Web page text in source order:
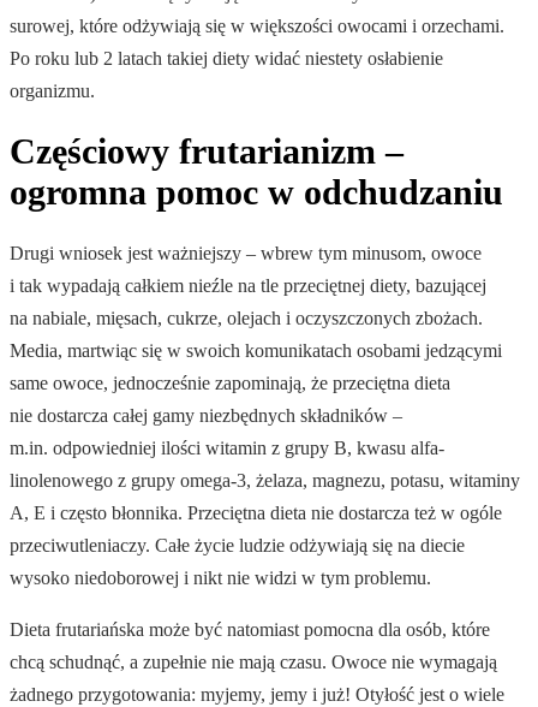
surowej, które odżywiają się w większości owocami i orzechami.
Po roku lub 2 latach takiej diety widać niestety osłabienie
organizmu.
Częściowy frutarianizm –
ogromna pomoc w odchudzaniu
Drugi wniosek jest ważniejszy – wbrew tym minusom, owoce
i tak wypadają całkiem nieźle na tle przeciętnej diety, bazującej
na nabiale, mięsach, cukrze, olejach i oczyszczonych zbożach.
Media, martwiąc się w swoich komunikatach osobami jedzącymi
same owoce, jednocześnie zapominają, że przeciętna dieta
nie dostarcza całej gamy niezbędnych składników –
m.in. odpowiedniej ilości witamin z grupy B, kwasu alfa-
linolenowego z grupy omega-3, żelaza, magnezu, potasu, witaminy
A, E i często błonnika. Przeciętna dieta nie dostarcza też w ogóle
przeciwutleniaczy. Całe życie ludzie odżywiają się na diecie
wysoko niedoborowej i nikt nie widzi w tym problemu.
Dieta frutariańska może być natomiast pomocna dla osób, które
chcą schudnąć, a zupełnie nie mają czasu. Owoce nie wymagają
żadnego przygotowania: myjemy, jemy i już! Otyłość jest o wiele